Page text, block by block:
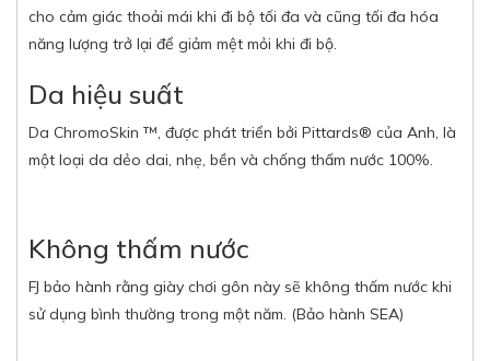
cho cảm giác thoải mái khi đi bộ tối đa và cũng tối đa hóa
năng lượng trở lại để giảm mệt mỏi khi đi bộ.
Da hiệu suất
Da ChromoSkin ™, được phát triển bởi Pittards® của Anh, là
một loại da dẻo dai, nhẹ, bền và chống thấm nước 100%.
Không thấm nước
FJ bảo hành rằng giày chơi gôn này sẽ không thấm nước khi
sử dụng bình thường trong một năm. (Bảo hành SEA)